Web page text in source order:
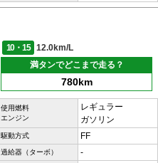
10・15
12.0km/L
満タンでどこまで走る？
780km
使用燃料
エンジン
レギュラー
ガソリン
駆動方式 FF
過給器（ターボ） -